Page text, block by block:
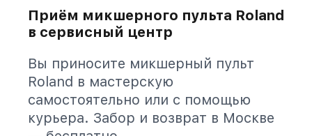
Приём микшерного пульта Roland
в сервисный центр
Вы приносите микшерный пульт
Roland в мастерскую
самостоятельно или с помощью
курьера. Забор и возврат в Москве